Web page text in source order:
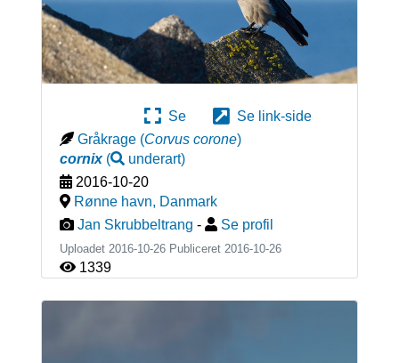
Se
Se link-side
Gråkrage (Corvus corone)
cornix( underart)
2016-10-20
Rønne havn, Danmark
Jan Skrubbeltrang - Se profil
Uploadet 2016-10-26 Publiceret 2016-10-26
1339